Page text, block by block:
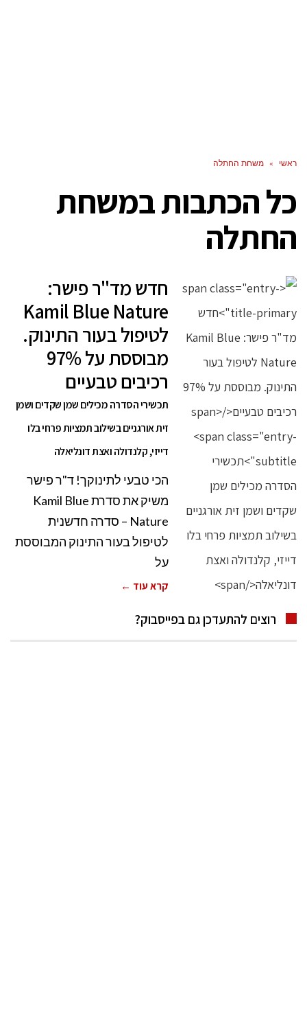
ראשי » משחת החתלה
כל הכתבות במשחת
החתלה
חדש מד"ר פישר:
Kamil Blue Nature
לטיפול בעור התינוק.
מבוססת על 97%
רכיבים טבעיים
תכשירי הסדרה מכילים שמן שקדים ושמן
זית אורגניים בשילוב תמציות פרחי בלו
דייזי, קלנדולה ואצת דונליאלה
הכי טבעי לתינוקך! ד"ר פישר
משיק את סדרת Kamil Blue
Nature – סדרה חדשנית
לטיפול בעור התינוק המבוססת
על
קרא עוד ←
רוצים להתעדכן גם בפייסבוק?